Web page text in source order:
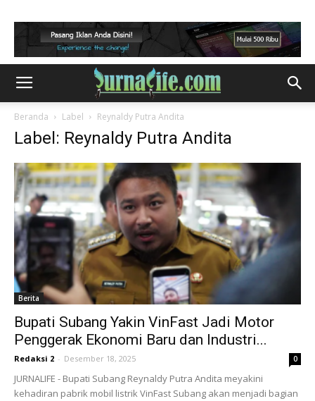
Beranda Label Reynaldy Putra Andita
Label: Reynaldy Putra Andita
Berita
Bupati Subang Yakin VinFast Jadi Motor
Penggerak Ekonomi Baru dan Industri...
Redaksi 2 - Desember 18, 2025 0
JURNALIFE - Bupati Subang Reynaldy Putra Andita meyakini
kehadiran pabrik mobil listrik VinFast Subang akan menjadi bagian